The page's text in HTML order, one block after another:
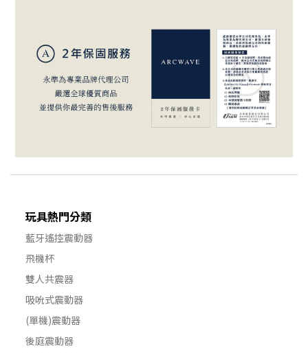
玩具熱門分類
藍牙遙控震動器
飛機杯
雙人共震器
吸吮式震動器
(單機)震動器
後庭震動器